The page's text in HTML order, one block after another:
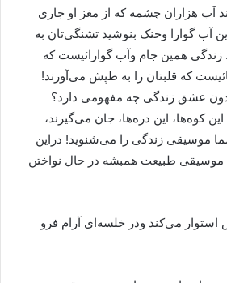
آب هزاران چشمه که از مغز او جاری
آب گوارا وخنک بنوشید تشنگی‌تان به
همین جام وآب گوارائیست که
که قلبتان را به طپش می‌آورند!
عشق زندگی چه مفهومی دارد؟
کوه‌ها، این دره‌ها، جان می‌گیرند،
موسیقی زندگی را می‌شنوید! دراین
موسیقی طبیعت همبشه در حال نواختن
می‌کند ودر خلسه‌ای آرام فرو